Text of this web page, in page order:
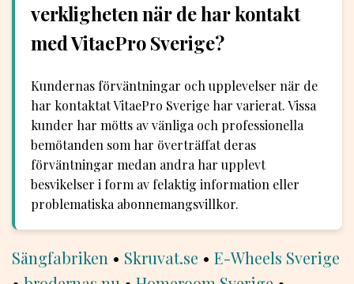
verkligheten när de har kontakt
med VitaePro Sverige?
Kundernas förväntningar och upplevelser när de
har kontaktat VitaePro Sverige har varierat. Vissa
kunder har mötts av vänliga och professionella
bemötanden som har överträffat deras
förväntningar medan andra har upplevt
besvikelser i form av felaktig information eller
problematiska abonnemangsvillkor.
Sängfabriken • Skruvat.se • E-Wheels Sverige